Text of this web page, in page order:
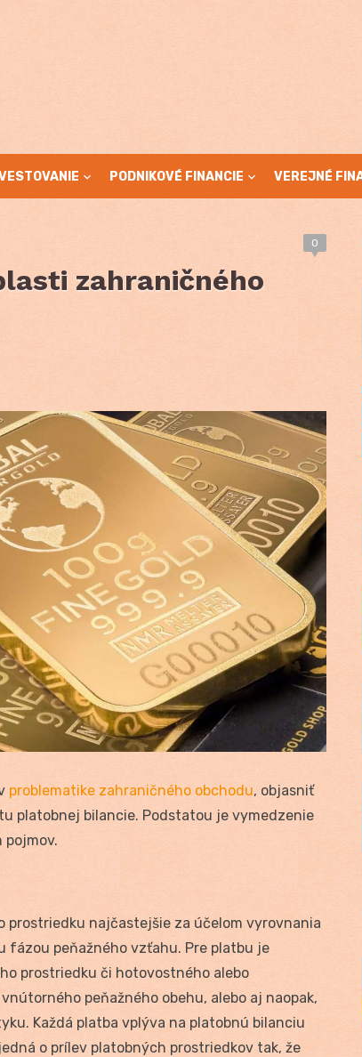
PODNIKOVÉ FINANCIE VEREJNÉ
0
zahraničného
problematike zahraničného obchodu, objasniť
platobnej bilancie. Podstatou je vymedzenie
pojmov.
prostriedku najčastejšie za účelom vyrovnania
fázou peňažného vzťahu. Pre platbu je
prostriedku či hotovostného alebo
peňažného obehu, alebo aj naopak,
Každá platba vplýva na platobnú bilanciu
o prílev platobných prostriedkov tak, že